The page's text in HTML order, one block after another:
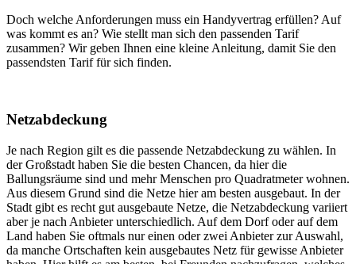
Doch welche Anforderungen muss ein Handyvertrag erfüllen? Auf
was kommt es an? Wie stellt man sich den passenden Tarif
zusammen? Wir geben Ihnen eine kleine Anleitung, damit Sie den
passendsten Tarif für sich finden.
Netzabdeckung
Je nach Region gilt es die passende Netzabdeckung zu wählen. In
der Großstadt haben Sie die besten Chancen, da hier die
Ballungsräume sind und mehr Menschen pro Quadratmeter wohnen.
Aus diesem Grund sind die Netze hier am besten ausgebaut. In der
Stadt gibt es recht gut ausgebaute Netze, die Netzabdeckung variiert
aber je nach Anbieter unterschiedlich. Auf dem Dorf oder auf dem
Land haben Sie oftmals nur einen oder zwei Anbieter zur Auswahl,
da manche Ortschaften kein ausgebautes Netz für gewisse Anbieter